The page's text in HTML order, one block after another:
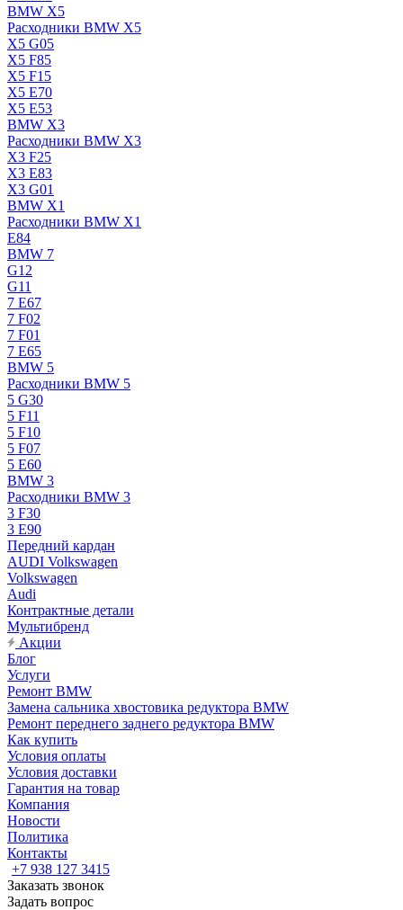
BMW X5
Расходники BMW X5
X5 G05
X5 F85
X5 F15
X5 E70
X5 E53
BMW X3
Расходники BMW X3
X3 F25
X3 E83
X3 G01
BMW X1
Расходники BMW X1
E84
BMW 7
G12
G11
7 Е67
7 F02
7 F01
7 E65
BMW 5
Расходники BMW 5
5 G30
5 F11
5 F10
5 F07
5 E60
BMW 3
Расходники BMW 3
3 F30
3 E90
Передний кардан
AUDI Volkswagen
Volkswagen
Audi
Контрактные детали
Мультибренд
Акции
Блог
Услуги
Ремонт BMW
Замена сальника хвостовика редуктора BMW
Ремонт переднего заднего редуктора BMW
Как купить
Условия оплаты
Условия доставки
Гарантия на товар
Компания
Новости
Политика
Контакты
+7 938 127 3415
Заказать звонок
Задать вопрос